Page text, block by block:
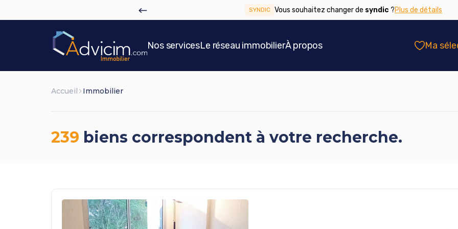
SYNDIC Vous souhaitez changer de syndic ?Plus de détails
Nos servicesLe réseau immobilierÀ propos Ma
Accueil Immobilier
239 biens correspondent à votre recherche.